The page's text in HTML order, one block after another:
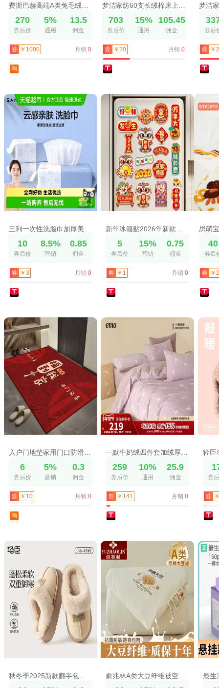
费斯巴赫高端A类兔毛绒四件套牛奶绒冬季被套加厚吉荣床单保暖
270
券后价
5%
通用
13.5
佣金
券 ￥1000 月销 0
淘
703
券后价
15%
通用
105.45
佣金
券 ￥20 月销 0
券后
券 ￥
10
券后价
8.5%
营销
0.85
佣金
券 ￥3 月销 0
5
券后价
15%
营销
0.75
佣金
券 ￥1 月销0
40
券后
券 ￥
入户门地垫家用门口防滑脚垫子除尘耐脏进门玄关地毯喜庆
6
券后价
5%
营销
0.3
佣金
券 ￥10 月销 0
淘
259
券后价
10%
通用
25.9
佣金
券 ￥141 月销0
券
券
秋冬季2025新款翻半包跟棉拖加绒保暖情侣外穿毛毛绒厚底防滑居家